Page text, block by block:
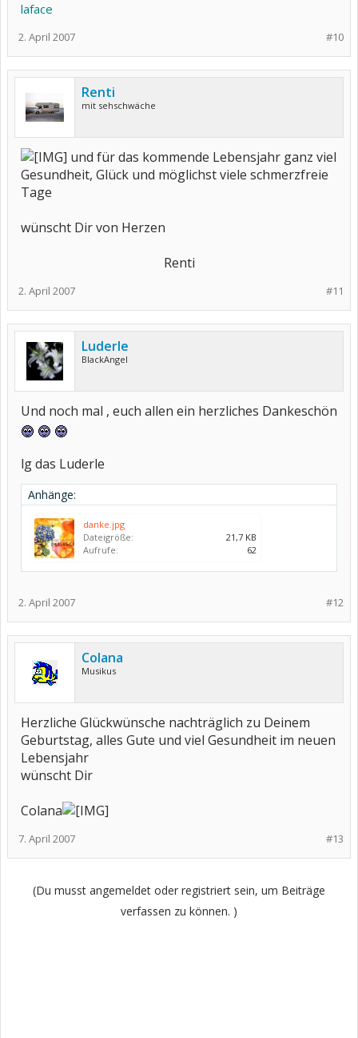
laface
#10
2. April 2007
Renti
mit sehschwäche
und für das kommende Lebensjahr ganz viel
Gesundheit, Glück und möglichst viele schmerzfreie
Tage
wünscht Dir von Herzen
Renti​
#11
2. April 2007
Luderle
BlackAngel
Und noch mal , euch allen ein herzliches Dankeschön
lg das Luderle
Anhänge:
danke.jpg
Dateigröße:
21,7 KB
Aufrufe:
62
#12
2. April 2007
Colana
Musikus
Herzliche Glückwünsche nachträglich zu Deinem
Geburtstag, alles Gute und viel Gesundheit im neuen
Lebensjahr
wünscht Dir
Colana
#13
7. April 2007
(Du musst angemeldet oder registriert sein, um Beiträge
verfassen zu können. )